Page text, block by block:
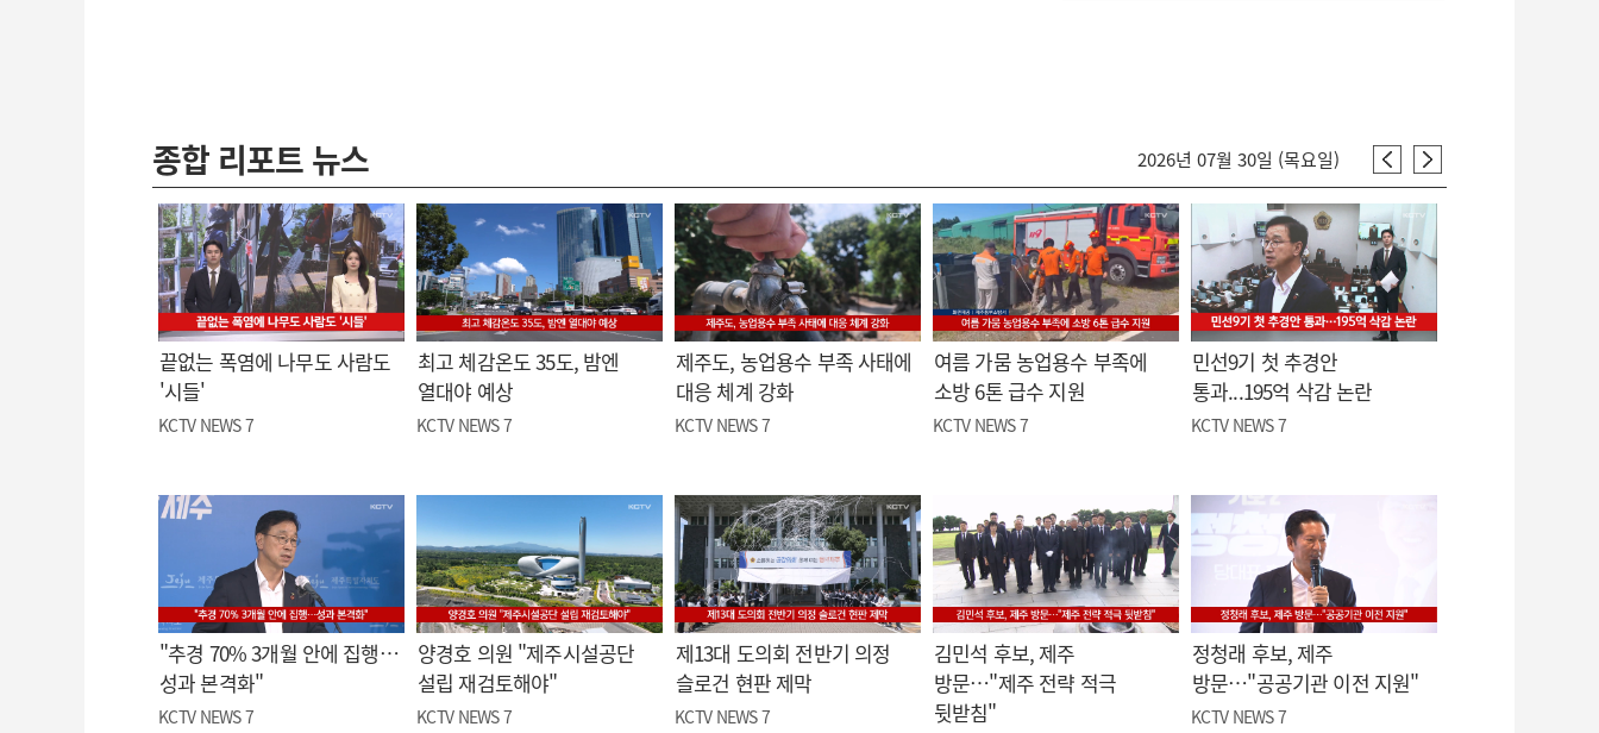
종합 리포트 뉴스 2026년 07월 30일 (목요일)
끝없는 폭염에 나무도 사람도
'시들'
KCTV NEWS 7
최고 체감온도 35도, 밤엔
열대야 예상
KCTV NEWS 7
제주도, 농업용수 부족 사태에
대응 체계 강화
KCTV NEWS 7
여름 가뭄 농업용수 부족에
소방 6톤 급수 지원
KCTV NEWS 7
민선9기 첫 추경안
통과...195억 삭감 논란
KCTV NEWS 7
"추경 70% 3개월 안에 집행…
성과 본격화"
KCTV NEWS 7
양경호 의원 "제주시설공단
설립 재검토해야"
KCTV NEWS 7
제13대 도의회 전반기 의정
슬로건 현판 제막
KCTV NEWS 7
김민석 후보, 제주
방문…"제주 전략 적극
뒷받침"
정청래 후보, 제주
방문…"공공기관 이전 지원"
KCTV NEWS 7